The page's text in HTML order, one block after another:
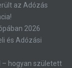
az Adózás
2026
és Adózási
– hogyan született